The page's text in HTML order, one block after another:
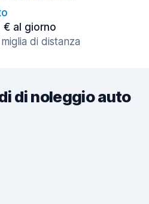
€ al giorno
di distanza
di noleggio auto